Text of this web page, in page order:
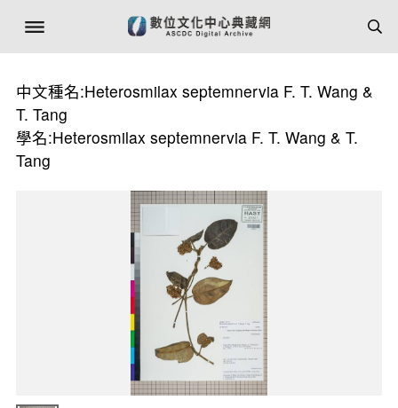
中文種名:Heterosmilax septemnervia F. T. Wang &
T. Tang
學名:Heterosmilax septemnervia F. T. Wang & T.
Tang